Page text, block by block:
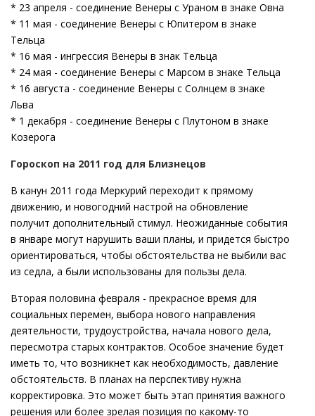
* 23 апреля - соединение Венеры с Ураном в знаке Овна
* 11 мая - соединение Венеры с Юпитером в знаке
Тельца
* 16 мая - ингрессия Венеры в знак Тельца
* 24 мая - соединение Венеры с Марсом в знаке Тельца
* 16 августа - соединение Венеры с Солнцем в знаке
Льва
* 1 декабря - соединение Венеры с Плутоном в знаке
Козерога
Гороскоп на 2011 год для Близнецов
В канун 2011 года Меркурий переходит к прямому
движению, и новогодний настрой на обновление
получит дополнительный стимул. Неожиданные события
в январе могут нарушить ваши планы, и придется быстро
ориентироваться, чтобы обстоятельства не выбили вас
из седла, а были использованы для пользы дела.
Вторая половина февраля - прекрасное время для
социальных перемен, выбора нового направления
деятельности, трудоустройства, начала нового дела,
пересмотра старых контрактов. Особое значение будет
иметь то, что возникнет как необходимость, давление
обстоятельств. В планах на перспективу нужна
корректировка. Это может быть этап принятия важного
решения или более зрелая позиция по какому-то